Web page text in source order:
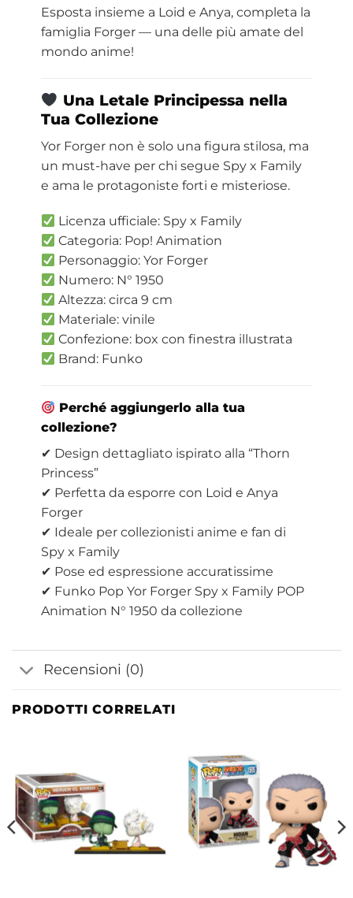
Esposta insieme a Loid e Anya, completa la
famiglia Forger — una delle più amate del
mondo anime!
Una Letale Principessa nella
Tua Collezione
Yor Forger non è solo una figura stilosa, ma
un must-have per chi segue Spy x Family
e ama le protagoniste forti e misteriose.
Licenza ufficiale: Spy x Family
Categoria: Pop! Animation
Personaggio: Yor Forger
Numero: N° 1950
Altezza: circa 9 cm
Materiale: vinile
Confezione: box con finestra illustrata
Brand: Funko
Perché aggiungerlo alla tua
collezione?
✔ Design dettagliato ispirato alla “Thorn
Princess”
✔ Perfetta da esporre con Loid e Anya
Forger
✔ Ideale per collezionisti anime e fan di
Spy x Family
✔ Pose ed espressione accuratissime
✔ Funko Pop Yor Forger Spy x Family POP
Animation N° 1950 da collezione
Recensioni (0)
PRODOTTI CORRELATI